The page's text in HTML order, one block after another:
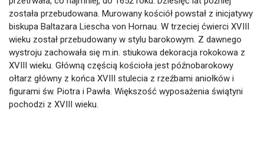
została przebudowana. Murowany kościół powstał z inicjatywy
biskupa Baltazara Liescha von Hornau. W trzeciej ćwierci XVIII
wieku został przebudowany w stylu barokowym. Z dawnego
wystroju zachowała się m.in. stiukowa dekoracja rokokowa z
XVIII wieku. Główną częścią kościoła jest późnobarokowy
ołtarz główny z końca XVIII stulecia z rzeźbami aniołków i
figurami św. Piotra i Pawła. Większość wyposażenia świątyni
pochodzi z XVIII wieku.